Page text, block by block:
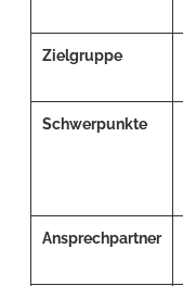
Zielgruppe
Schwerpunkte
Ansprechpartner